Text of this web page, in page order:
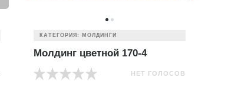
КАТЕГОРИЯ: МОЛДИНГИ
Молдинг цветной 170-4
НЕТ ГОЛОСОВ